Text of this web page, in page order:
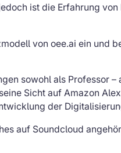
ist die Erfahrung von
von oee.ai ein und
sowohl als Professor –
Sicht auf Amazon
der
auf Soundcloud